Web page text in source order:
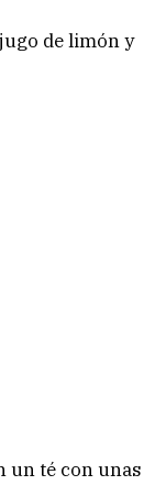
de limón y
un té con unas